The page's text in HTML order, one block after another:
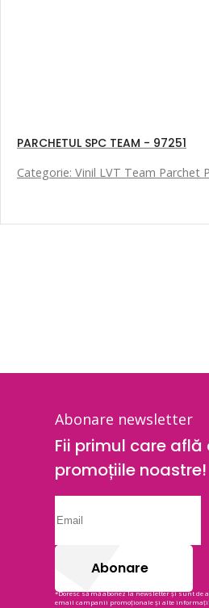
PARCHETUL SPC TEAM - 97251
Categorie: Vinil LVT Team Parchet
Abonare newsletter
Fii primul care află
promoțiile noastre!
Abonare
*Doresc să mă abonez la newsletter și sunt de
email campanii promoționale și alte informații.